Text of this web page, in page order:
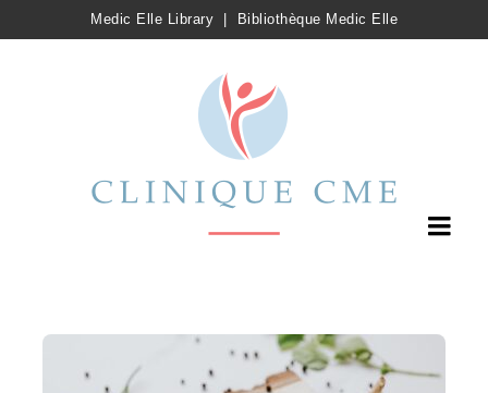
Medic Elle Library Bibliothèque Medic Elle